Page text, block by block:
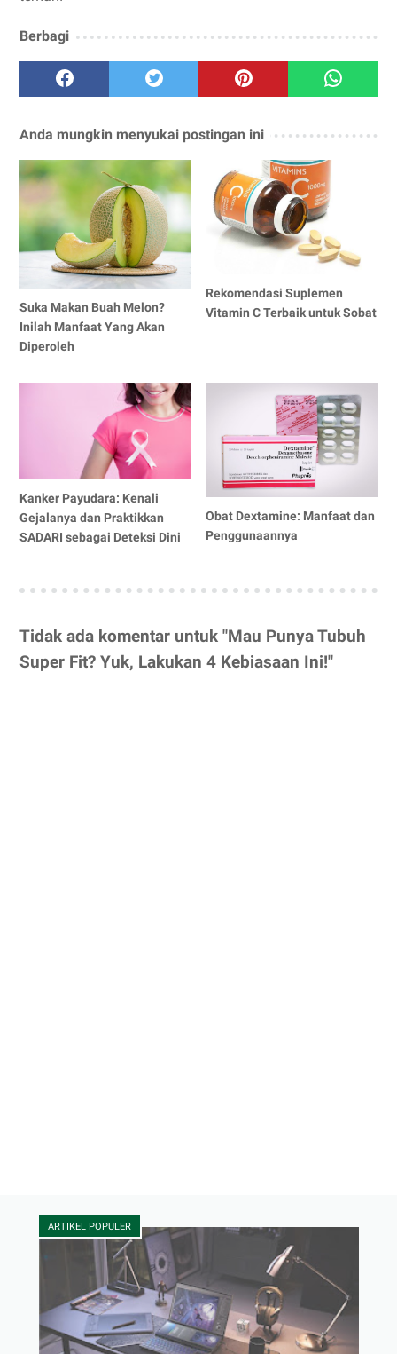
Berbagi
Anda mungkin menyukai postingan ini
Suka Makan Buah Melon?
Inilah Manfaat Yang Akan
Diperoleh
Rekomendasi Suplemen
Vitamin C Terbaik untuk Sobat
Kanker Payudara: Kenali
Gejalanya dan Praktikkan
SADARI sebagai Deteksi Dini
Obat Dextamine: Manfaat dan
Penggunaannya
Tidak ada komentar untuk "Mau Punya Tubuh
Super Fit? Yuk, Lakukan 4 Kebiasaan Ini!"
ARTIKEL POPULER